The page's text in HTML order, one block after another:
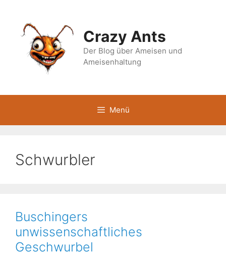
springen
Crazy Ants
Der Blog über Ameisen und
Ameisenhaltung
Menü
Schwurbler
Buschingers
unwissenschaftliches
Geschwurbel